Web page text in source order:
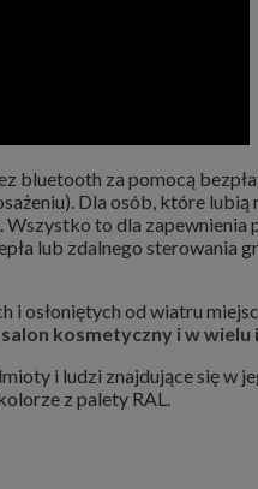
bluetooth za pomocą
Dla osób, które lubią
to dla zapewnienia
lub zdalnego sterowania
i osłoniętych od wiatru
kosmetyczny i w wielu
i ludzi znajdujące się w
z palety RAL.